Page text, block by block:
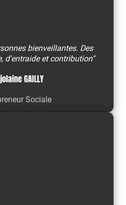
bienveillantes. Des
d'entraide et contribution"
GAILLY
Sociale